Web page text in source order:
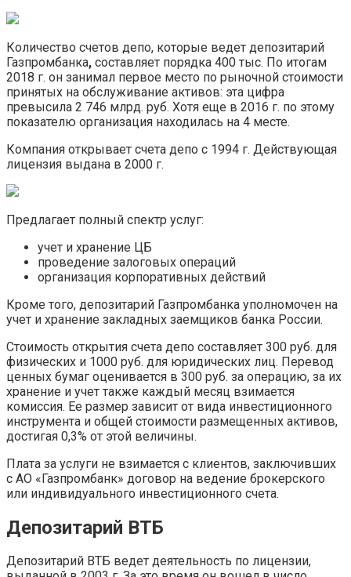
Количество счетов депо, которые ведет депозитарий
Газпромбанка, составляет порядка 400 тыс. По итогам
2018 г. он занимал первое место по рыночной стоимости
принятых на обслуживание активов: эта цифра
превысила 2 746 млрд. руб. Хотя еще в 2016 г. по этому
показателю организация находилась на 4 месте.
Компания открывает счета депо с 1994 г. Действующая
лицензия выдана в 2000 г.
Предлагает полный спектр услуг:
учет и хранение ЦБ
проведение залоговых операций
организация корпоративных действий
Кроме того, депозитарий Газпромбанка уполномочен на
учет и хранение закладных заемщиков банка России.
Стоимость открытия счета депо составляет 300 руб. для
физических и 1000 руб. для юридических лиц. Перевод
ценных бумаг оценивается в 300 руб. за операцию, за их
хранение и учет также каждый месяц взимается
комиссия. Ее размер зависит от вида инвестиционного
инструмента и общей стоимости размещенных активов,
достигая 0,3% от этой величины.
Плата за услуги не взимается с клиентов, заключивших
с АО «Газпромбанк» договор на ведение брокерского
или индивидуального инвестиционного счета.
Депозитарий ВТБ
Депозитарий ВТБ ведет деятельность по лицензии,